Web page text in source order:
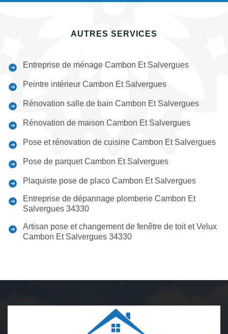
AUTRES SERVICES
Entreprise de ménage Cambon Et Salvergues
Peintre intérieur Cambon Et Salvergues
Rénovation salle de bain Cambon Et Salvergues
Rénovation de maison Cambon Et Salvergues
Pose et rénovation de cuisine Cambon Et Salvergues
Pose de parquet Cambon Et Salvergues
Plaquiste pose de placo Cambon Et Salvergues
Entreprise de dépannage plomberie Cambon Et
Salvergues 34330
Artisan pose et changement de fenêtre de toit et Velux
Cambon Et Salvergues 34330